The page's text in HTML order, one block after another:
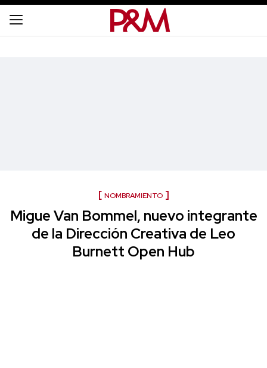
NOMBRAMIENTO
Migue Van Bommel, nuevo integrante
de la Dirección Creativa de Leo
Burnett Open Hub